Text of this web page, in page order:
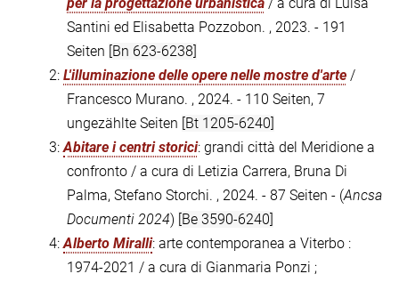
per la progettazione urbanistica / a cura di Luisa
Santini ed Elisabetta Pozzobon. , 2023. - 191
Seiten [Bn 623-6238]
2: L'illuminazione delle opere nelle mostre d'arte /
Francesco Murano. , 2024. - 110 Seiten, 7
ungezählte Seiten [Bt 1205-6240]
3:Abitare i centri storici: grandi città del Meridione a
confronto / a cura di Letizia Carrera, Bruna Di
Palma, Stefano Storchi. , 2024. - 87 Seiten - (Ancsa
Documenti 2024) [Be 3590-6240]
4:Alberto Miralli: arte contemporanea a Viterbo :
1974-2021 / a cura di Gianmaria Ponzi ;